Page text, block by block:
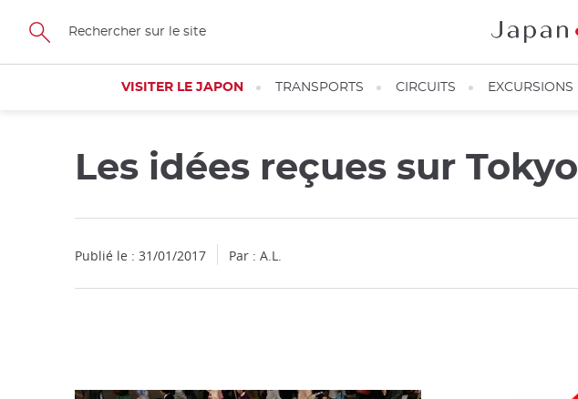
Skip
main
VISITER LE JAPON TRANSPORTS CIRCUITS EXCURSIONS
Les idées reçues sur Tokyo
Publié le : 31/01/2017 Par : A.L.